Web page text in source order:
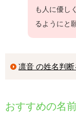
も人に優し
るようにと
凛音 の姓名判
おすすめの名